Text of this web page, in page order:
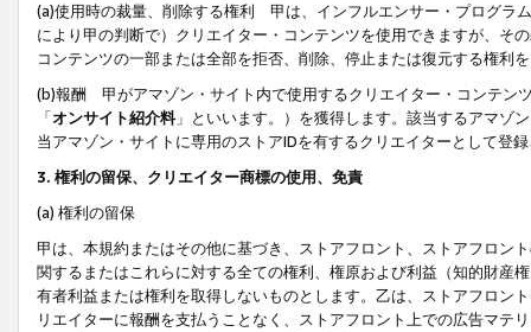
(a)使用時の裁量、削除する権利 甲は、インフルエンサー・プログラ
により甲の判断で）クリエイター・コンテンツを使用できますが、そ
コンテンツの一部または全部を拒否、削除、停止または復元する権利
(b)報酬 甲がアマゾン・サイト内で使用するクリエイター・コンテン
「オンサイト紹介料」といいます。）を獲得します。該当するアマゾ
当アマゾン・サイトに専用のストアIDを有するクリエイターとして登
3. 権利の留保、クリエイター商標の使用、免責
(a) 権利の留保
甲は、本規約またはその他に基づき、ストアフロント、ストアフロン
関するまたはこれらに対する全ての権利、権原および利益（知的財産
有者利益または権利を取得しないものとします。乙は、ストアフロン
リエイターに報酬を支払うことなく、ストアフロント上での広告マテ